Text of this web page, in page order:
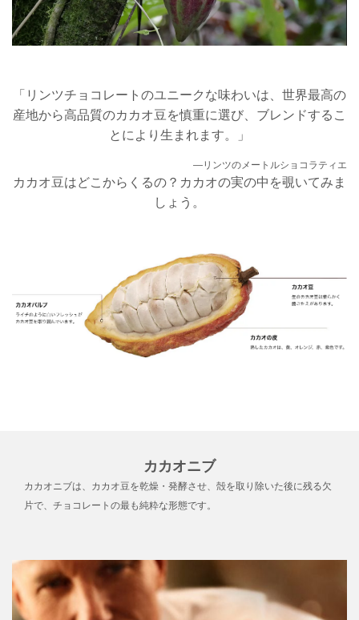
「リンツチョコレートのユニークな味わいは、世界最高の
産地から高品質のカカオ豆を慎重に選び、ブレンドするこ
とにより生まれます。」
―リンツのメートルショコラティエ
カカオ豆はどこからくるの？カカオの実の中を覗いてみま
しょう。
カカオニブ
カカオニブは、カカオ豆を乾燥・発酵させ、殻を取り除いた後に残る欠
片で、チョコレートの最も純粋な形態です。